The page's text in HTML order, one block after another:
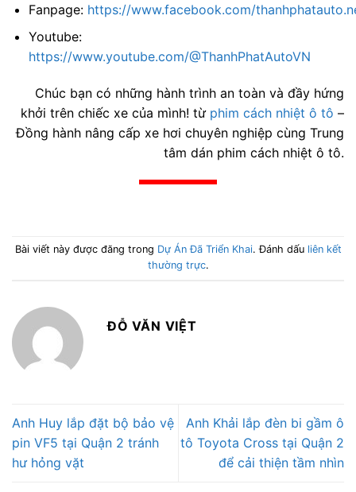
Fanpage: https://www.facebook.com/
Youtube:
https://www.youtube.com/@ThanhPhatAutoVN
Chúc bạn có những hành trình an toàn và đầy hứng
khởi trên chiếc xe của mình! từ phim cách nhiệt ô tô –
Đồng hành nâng cấp xe hơi chuyên nghiệp cùng Trung
tâm dán phim cách nhiệt ô tô.
Bài viết này được đăng trong Dự Án Đã Triển Khai. Đánh dấu liên kết
thường trực.
ĐỖ VĂN VIỆT
Anh Huy lắp đặt bộ bảo vệ
pin VF5 tại Quận 2 tránh
hư hỏng vặt
Anh Khải lắp đèn bi gầm ô
tô Toyota Cross tại Quận 2
để cải thiện tầm nhìn